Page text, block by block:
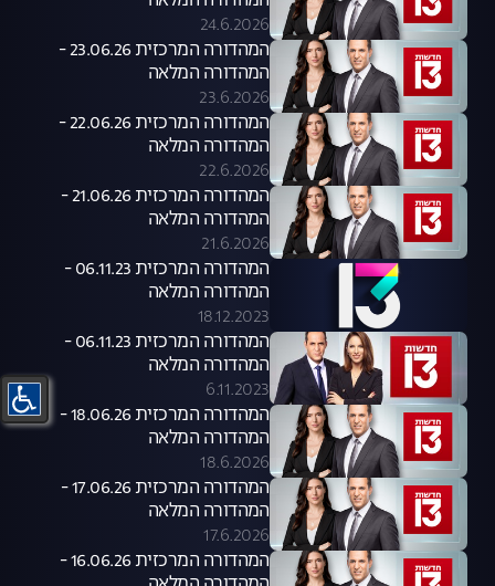
24.6.2026
המהדורה המרכזית 23.06.26 -
המהדורה המלאה
23.6.2026
המהדורה המרכזית 22.06.26 -
המהדורה המלאה
22.6.2026
המהדורה המרכזית 21.06.26 -
המהדורה המלאה
21.6.2026
המהדורה המרכזית 06.11.23 -
המהדורה המלאה
18.12.2023
המהדורה המרכזית 06.11.23 -
המהדורה המלאה
6.11.2023
המהדורה המרכזית 18.06.26 -
המהדורה המלאה
18.6.2026
המהדורה המרכזית 17.06.26 -
המהדורה המלאה
17.6.2026
המהדורה המרכזית 16.06.26 -